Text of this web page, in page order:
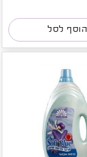
הוסף לסל